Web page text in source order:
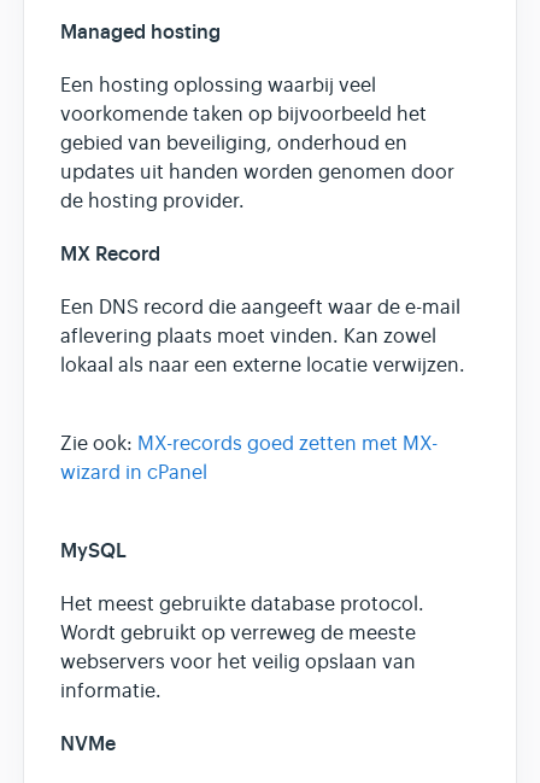
Managed hosting
Een hosting oplossing waarbij veel
voorkomende taken op bijvoorbeeld het
gebied van beveiliging, onderhoud en
updates uit handen worden genomen door
de hosting provider.
MX Record
Een DNS record die aangeeft waar de e-mail
aflevering plaats moet vinden. Kan zowel
lokaal als naar een externe locatie verwijzen.
Zie ook: MX-records goed zetten met MX-
wizard in cPanel
MySQL
Het meest gebruikte database protocol.
Wordt gebruikt op verreweg de meeste
webservers voor het veilig opslaan van
informatie.
NVMe